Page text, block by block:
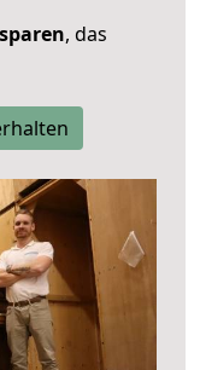
, das